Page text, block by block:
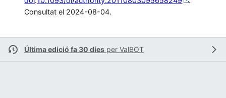
Consultat el 2024-08-04.
Última edició fa 30 díes per ValBOT